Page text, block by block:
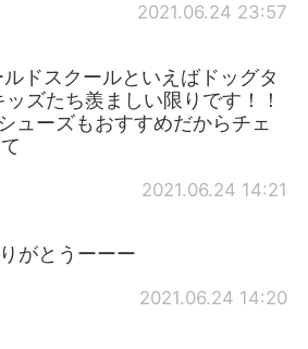
2021.06.24 23:57
ドスクールといえばドッグタ
ズたち羨ましい限りです！！
ューズもおすすめだからチェ
2021.06.24 14:21
がとうーーー
2021.06.24 14:20